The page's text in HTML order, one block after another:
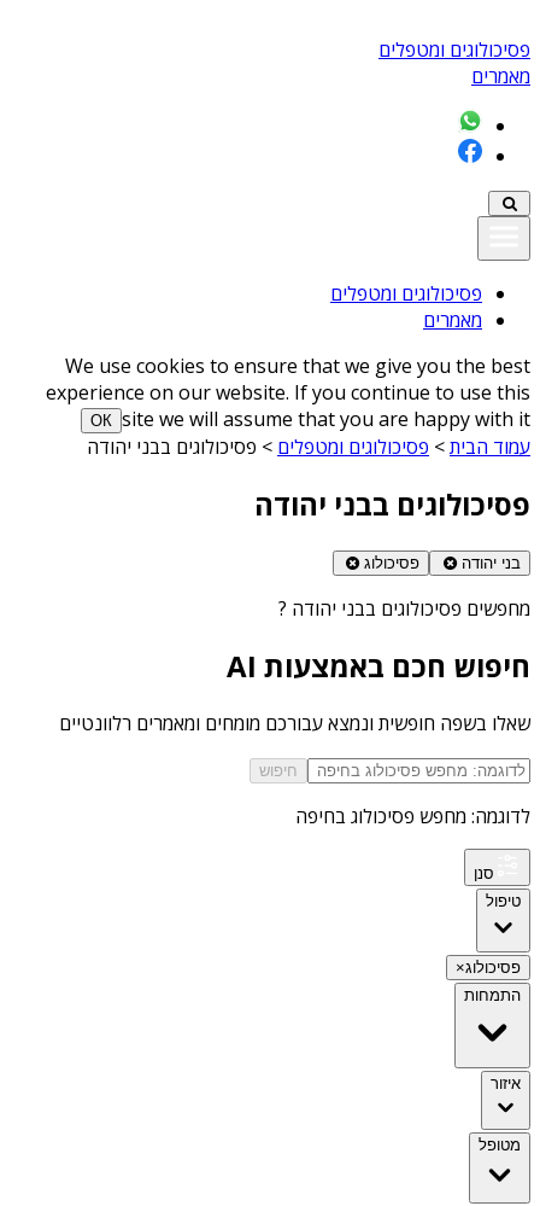
פסיכולוגים ומטפלים
מאמרים
פסיכולוגים ומטפלים
מאמרים
We use cookies to ensure that we give you the best
experience on our website. If you continue to use this
site we will assume that you are happy with it
ОК
עמוד הבית> פסיכולוגים ומטפלים > פסיכולוגים בבני יהודה
פסיכולוגים בבני יהודה
בני יהודה פסיכולוג
מחפשים פסיכולוגים בבני יהודה ?
חיפוש חכם באמצעות AI
שאלו בשפה חופשית ונמצא עבורכם מומחים ומאמרים רלוונטיים
חיפוש
לדוגמה: מחפש פסיכולוג בחיפה
סנן
טיפול
פסיכולוג×
התמחות
איזור
מטופל